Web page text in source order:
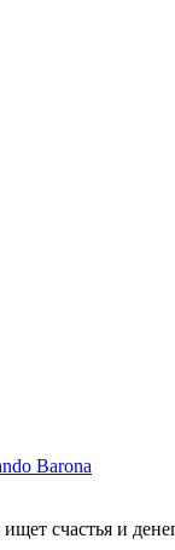
Barona
счастья и